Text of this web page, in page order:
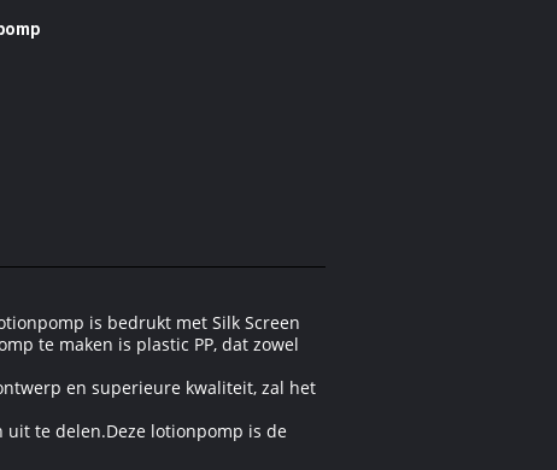
is bedrukt met Silk Screen
te maken is plastic PP, dat zowel
en superieure kwaliteit, zal het
uit te delen.Deze lotionpomp is de